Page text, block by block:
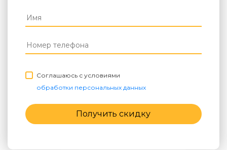
Соглашаюсь с условиями
обработки персональных данных
Получить скидку